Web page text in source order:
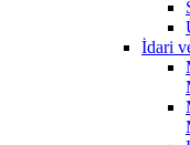
İdari